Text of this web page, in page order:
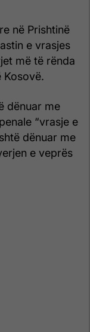
në Prishtinë
e vrasjes
më të rënda
Kosovë.
dënuar me
“vrasje e
dënuar me
e veprës